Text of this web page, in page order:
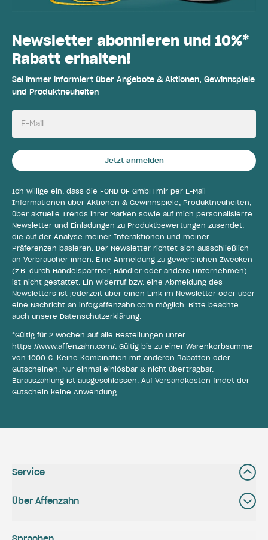
Newsletter abonnieren und 10%*
Rabatt erhalten!
Sei immer informiert über Angebote & Aktionen, Gewinnspiele
und Produktneuheiten
E-Mail
Jetzt anmelden
Ich willige ein, dass die FOND OF GmbH mir per E-Mail
Informationen über Aktionen & Gewinnspiele, Produktneuheiten,
über aktuelle Trends ihrer Marken sowie auf mich personalisierte
Newsletter und Einladungen zu Produktbewertungen zusendet,
die auf der Analyse meiner Interaktionen und meiner
Präferenzen basieren. Der Newsletter richtet sich ausschließlich
an Verbraucher:innen. Eine Anmeldung zu gewerblichen Zwecken
(z.B. durch Handelspartner, Händler oder andere Unternehmen)
ist nicht gestattet. Ein Widerruf bzw. eine Abmeldung des
Newsletters ist jederzeit über einen Link im Newsletter oder über
eine Nachricht an info@affenzahn.com möglich. Bitte beachte
auch unsere Datenschutzerklärung.
*Gültig für 2 Wochen auf alle Bestellungen unter
https://www.affenzahn.com/. Gültig bis zu einer Warenkorbsumme
von 1000 €. Keine Kombination mit anderen Rabatten oder
Gutscheinen. Nur einmal einlösbar & nicht übertragbar.
Barauszahlung ist ausgeschlossen. Auf Versandkosten findet der
Gutschein keine Anwendung.
Service
Über Affenzahn